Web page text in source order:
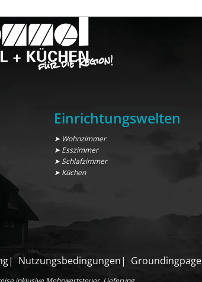
Einrichtungswelten
➤ Wohnzimmer
➤ Esszimmer
➤ Schlafzimmer
➤ Küchen
Nutzungsbedingungen Groundingpage